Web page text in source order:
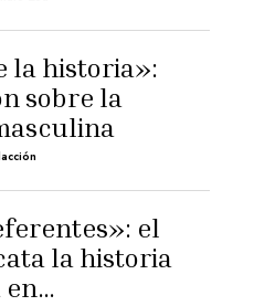
la historia»:
sobre la
el
la historia